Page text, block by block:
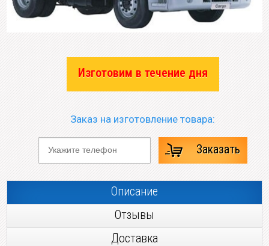
Изготовим в течение дня
Заказ на изготовление товара:
Заказать
Описание
Отзывы
Доставка